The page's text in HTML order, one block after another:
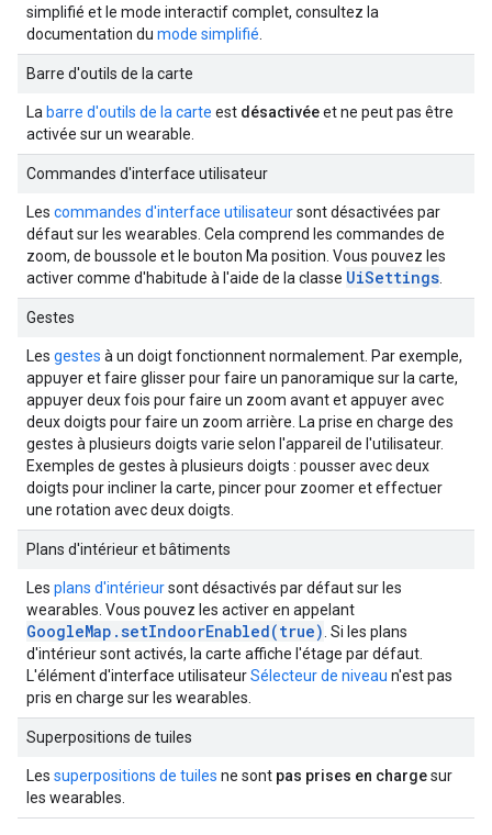
simplifié et le mode interactif complet, consultez la
documentation du mode simplifié
Barre d'outils de la carte
La barre d'outils de la carte est désactivéeet ne peut pas être
activée sur un wearable.
Commandes d'interface utilisateur
Les commandes d'interface utilisateursont désactivées par
défaut sur les wearables. Cela comprend les commandes de
zoom, de boussole et le bouton Ma position. Vous pouvez les
activer comme d'habitude à l'aide de la classe UiSettings
Gestes
Les gestes à un doigt fonctionnent normalement. Par exemple,
appuyer et faire glisser pour faire un panoramique sur la carte,
appuyer deux fois pour faire un zoom avant et appuyer avec
deux doigts pour faire un zoom arrière. La prise en charge des
gestes à plusieurs doigts varie selon l'appareil de l'utilisateur.
Exemples de gestes à plusieurs doigts : pousser avec deux
doigts pour incliner la carte, pincer pour zoomer et effectuer
une rotation avec deux doigts.
Plans d'intérieur et bâtiments
Les plans d'intérieursont désactivés par défaut sur les
wearables. Vous pouvez les activer en appelant
GoogleMap.setIndoorEnabled(true) . Si les plans
d'intérieur sont activés, la carte affiche l'étage par défaut.
L'élément d'interface utilisateurSélecteur de niveau n'est pas
pris en charge sur les wearables.
Superpositions de tuiles
Les superpositions de tuiles ne sont pas prises en chargesur
les wearables.